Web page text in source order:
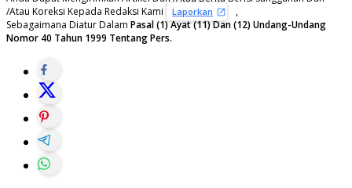
/Atau Koreksi Kepada Redaksi Kami
Laporkan
,
Sebagaimana Diatur Dalam Pasal (1) Ayat (11) Dan (12) Undang-Undang
Nomor 40 Tahun 1999 Tentang Pers.